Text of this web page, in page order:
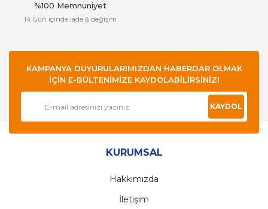
%100 Memnuniyet
14 Gün içinde iade & değişim
KAMPANYA DUYURULARIMIZDAN HABERDAR OLMAK
İÇİN E-BÜLTENİMİZE KAYDOLABİLİRSİNİZ!
KAYDOL
KURUMSAL
Hakkımızda
İletişim